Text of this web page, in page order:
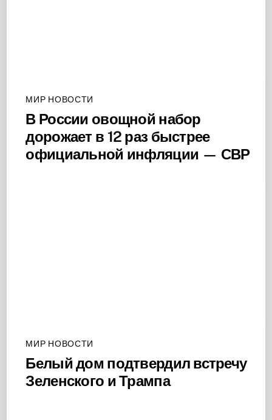
МИР НОВОСТИ
В России овощной набор
дорожает в 12 раз быстрее
официальной инфляции — СВР
МИР НОВОСТИ
Белый дом подтвердил встречу
Зеленского и Трампа